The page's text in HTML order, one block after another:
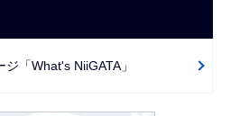
「What's NiiGATA」